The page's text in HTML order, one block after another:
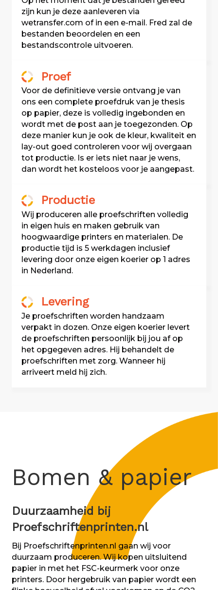
zijn kun je deze aanleveren via
wetransfer.com of in een e-mail. Fred zal de
bestanden beoordelen en een
bestandscontrole uitvoeren.
Proef
Voor de definitieve versie ontvang je van
ons een complete proefdruk van je thesis
op papier, deze is volledig ingebonden en
wordt met de post aan je toegezonden. Op
deze manier kun je ook de kleur, kwaliteit en
lay-out goed controleren voor wij overgaan
tot productie. Is er iets niet naar je wens,
dan wordt het kosteloos voor je aangepast.
Productie
Wij produceren alle proefschriften volledig
in eigen huis en maken gebruik van
hoogwaardige printers en materialen. De
productie tijd is 5 werkdagen inclusief
levering door onze eigen koerier op 1 adres
in Nederland.
Levering
Je proefschriften worden handzaam
verpakt in dozen. Onze eigen koerier levert
de proefschriften persoonlijk bij jou af op
het opgegeven adres. Hij behandelt de
proefschriften met zorg. Wanneer hij
arriveert meld hij zich.
Bomen & papier
Duurzaamheid bij
Proefschriftenprinten.nl
Bij Proefschriftenprinten.nl gaan wij voor
duurzaam produceren. Wij kopen uitsluitend
papier in met het FSC-keurmerk voor onze
printers. Door hergebruik van papier wordt een